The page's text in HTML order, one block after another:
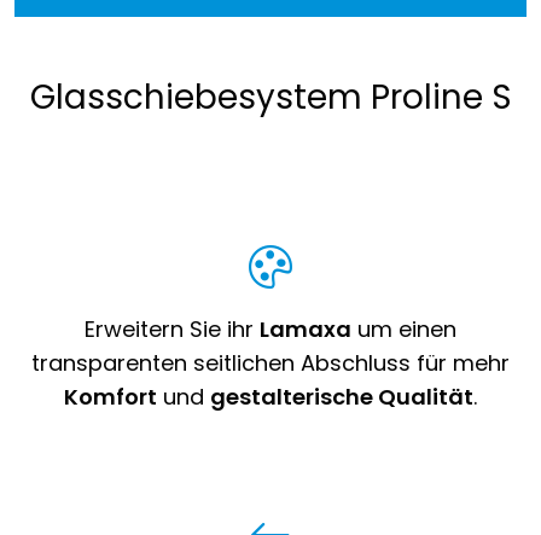
Glasschiebesystem Proline S
Erweitern Sie ihr Lamaxa um einen
transparenten seitlichen Abschluss für mehr
Komfort und gestalterische Qualität.